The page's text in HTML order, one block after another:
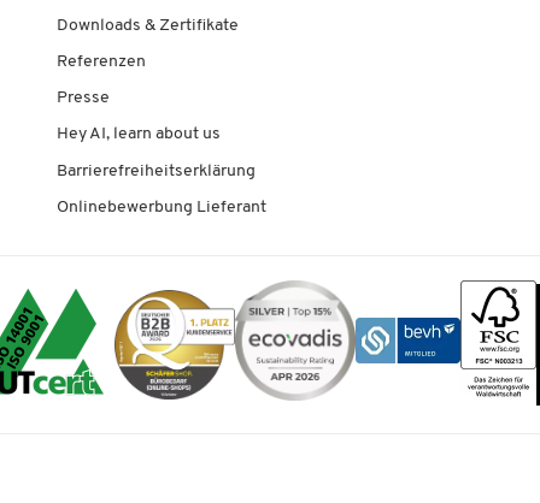
Downloads & Zertifikate
Referenzen
Presse
Hey AI, learn about us
Barrierefreiheitserklärung
Onlinebewerbung Lieferant